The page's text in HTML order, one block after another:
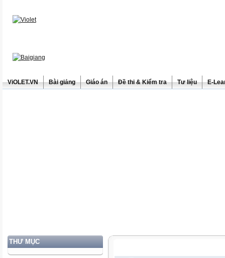
ViOLET.VN Bài giảng Giáo án Đề thi & Kiểm tra Tư liệu E-
THƯ MỤC